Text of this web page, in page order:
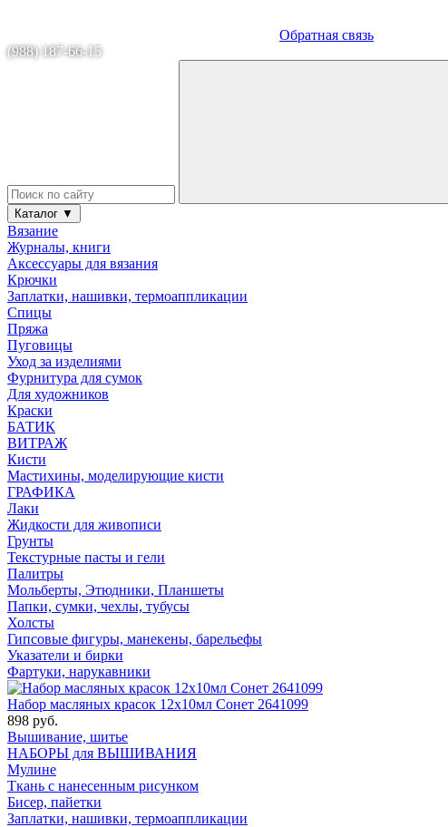
Обратная связь
(988) 187-66-15
Каталог ▼
Вязание
Журналы, книги
Аксессуары для вязания
Крючки
Заплатки, нашивки, термоаппликации
Спицы
Пряжа
Пуговицы
Уход за изделиями
Фурнитура для сумок
Для художников
Краски
БАТИК
ВИТРАЖ
Кисти
Мастихины, моделирующие кисти
ГРАФИКА
Лаки
Жидкости для живописи
Грунты
Текстурные пасты и гели
Палитры
Мольберты, Этюдники, Планшеты
Папки, сумки, чехлы, тубусы
Холсты
Гипсовые фигуры, манекены, барельефы
Указатели и бирки
Фартуки, нарукавники
Набор масляных красок 12х10мл Сонет 2641099
898 руб.
Вышивание, шитье
НАБОРЫ для ВЫШИВАНИЯ
Мулине
Ткань с нанесенным рисунком
Бисер, пайетки
Заплатки, нашивки, термоаппликации